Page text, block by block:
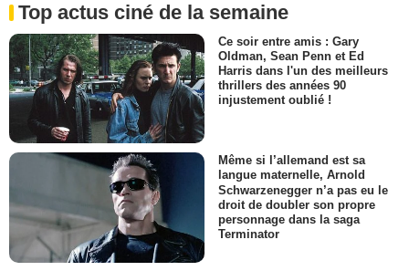
Top actus ciné de la semaine
Ce soir entre amis : Gary
Oldman, Sean Penn et Ed
Harris dans l'un des meilleurs
thrillers des années 90
injustement oublié !
Même si l’allemand est sa
langue maternelle, Arnold
Schwarzenegger n’a pas eu le
droit de doubler son propre
personnage dans la saga
Terminator